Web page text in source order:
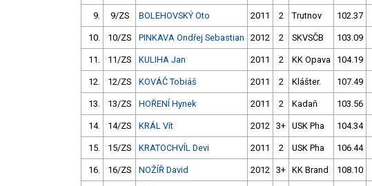
9. 9/ZS BOLEHOVSKÝ Oto 2011 2 Trutnov 102.37
10. 10/ZS PINKAVA Ondřej Sebastian 2012 2 SKVSČB 103.09
11. 11/ZS KULIHA Jan 2011 2 KK Opava 104.19
12. 12/ZS KOVÁČ Tobiáš 2011 2 Klášter. 107.49
13. 13/ZS HOŘENÍ Hynek 2011 2 Kadaň 103.56
14. 14/ZS KRÁL Vít 2012 3+ USK Pha 104.34
15. 15/ZS KRATOCHVÍL Devi 2011 2 USK Pha 106.44
16. 16/ZS NOŽÍŘ David 2012 3+ KK Brand 108.10